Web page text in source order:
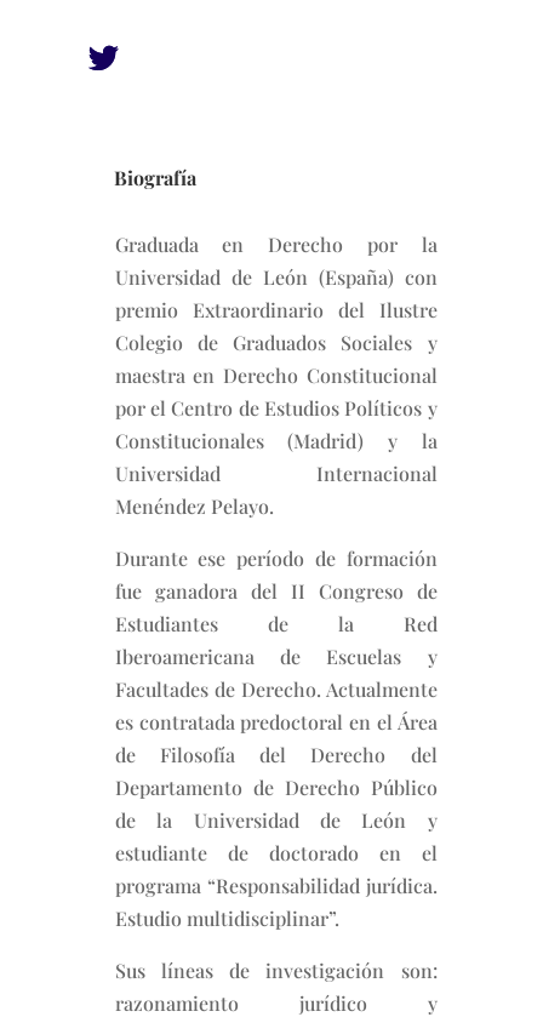
Biografía
Graduada en Derecho por la
Universidad de León (España) con
premio Extraordinario del Ilustre
Colegio de Graduados Sociales y
maestra en Derecho Constitucional
por el Centro de Estudios Políticos y
Constitucionales (Madrid) y la
Universidad Internacional
Menéndez Pelayo.
Durante ese período de formación
fue ganadora del II Congreso de
Estudiantes de la Red
Iberoamericana de Escuelas y
Facultades de Derecho. Actualmente
es contratada predoctoral en el Área
de Filosofía del Derecho del
Departamento de Derecho Público
de la Universidad de León y
estudiante de doctorado en el
programa “Responsabilidad jurídica.
Estudio multidisciplinar”.
Sus líneas de investigación son:
razonamiento jurídico y